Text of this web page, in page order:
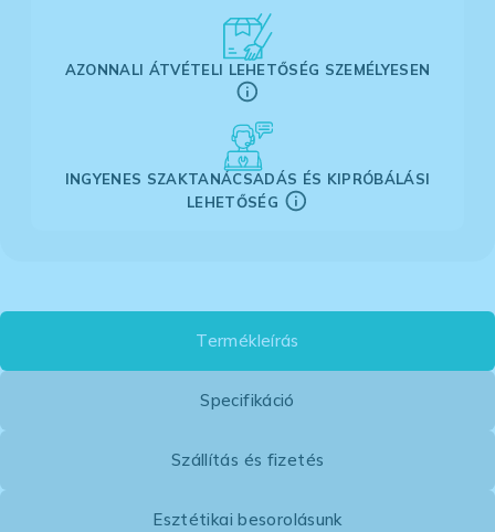
AZONNALI ÁTVÉTELI LEHETŐSÉG SZEMÉLYESEN
INGYENES SZAKTANÁCSADÁS ÉS KIPRÓBÁLÁSI
LEHETŐSÉG
Termékleírás
Specifikáció
Szállítás és fizetés
Esztétikai besorolásunk